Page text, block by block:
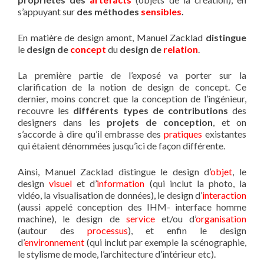
s’appuyant sur des méthodes sensibles.
En matière de design amont, Manuel Zacklad distingue
le design de concept du design de relation.
La première partie de l’exposé va porter sur la
clarification de la notion de design de concept. Ce
dernier, moins concret que la conception de l’ingénieur,
recouvre les différents types de contributions des
designers dans les projets de conception, et on
s’accorde à dire qu’il embrasse despratiques existantes
qui étaient dénommées jusqu’ici de façon différente.
Ainsi, Manuel Zacklad distingue le design d’objet, le
designvisuel et d’information (qui inclut la photo, la
vidéo, la visualisation de données), le design d’interaction
(aussi appelé conception des IHM- interface homme
machine), le design de serviceet/ou d’organisation
(autour des processus), et enfin le design
d’environnement (qui inclut par exemple la scénographie,
le stylisme de mode, l’architecture d’intérieur etc).